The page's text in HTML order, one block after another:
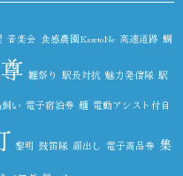
音楽会 食感農園KazetoNe 高速道路 鯛
雛祭り 駅長対抗 魅力発信隊 駅
い 電子宿泊券 麺 電動アシスト付自
黎明 鼓笛隊 顔出し 電子商品券 集